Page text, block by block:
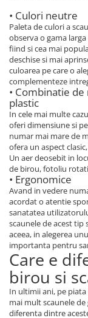
• Culori neutre
Paleta de culori a
observa o gama
fiind si cea mai
deschise si mai
culoarea pe care o
complementeze
• Combinatie
plastic
In cele mai multe
oferi dimensiune si
numar mai mare de
ofera un aspect
Un aer deosebit in
de birou, fotoliu
• Ergonomice
Avand in vedere
acordat o atentie
sanatatea
scaunele de acest tip
aceea, in alegerea
importanta pentru
Care e
birou si
In ultimii ani, pe
mai mult scaunele
diferenta dintre